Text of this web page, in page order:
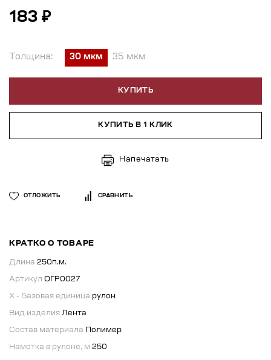
183 ₽
Толщина: 30 мкм 35 мкм
КУПИТЬ
КУПИТЬ В 1 КЛИК
Напечатать
ОТЛОЖИТЬ СРАВНИТЬ
КРАТКО О ТОВАРЕ
Длина 250п.м.
Артикул ОГР0027
X - Базовая единица рулон
Вид изделия Лента
Состав материала Полимер
Намотка в рулоне, м 250